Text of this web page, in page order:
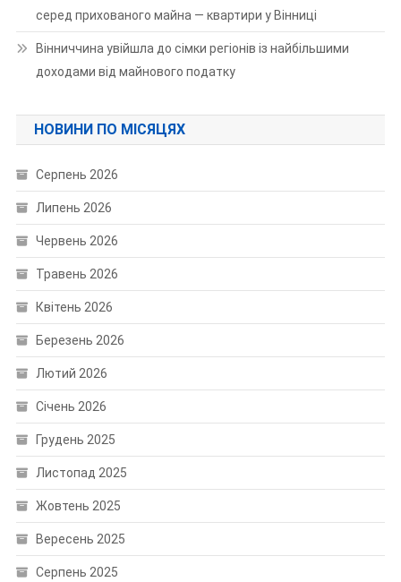
серед прихованого майна — квартири у Вінниці
Вінниччина увійшла до сімки регіонів із найбільшими
доходами від майнового податку
НОВИНИ ПО МІСЯЦЯХ
Серпень 2026
Липень 2026
Червень 2026
Травень 2026
Квітень 2026
Березень 2026
Лютий 2026
Січень 2026
Грудень 2025
Листопад 2025
Жовтень 2025
Вересень 2025
Серпень 2025